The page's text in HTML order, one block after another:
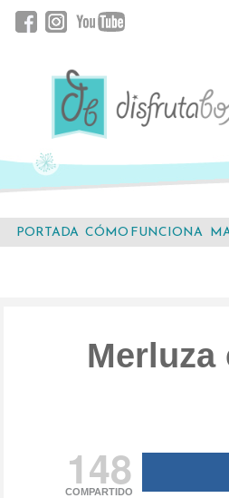
Facebook
Instagram
YouTube
PORTADA CÓMO FUNCIONA
148
COMPARTIDO